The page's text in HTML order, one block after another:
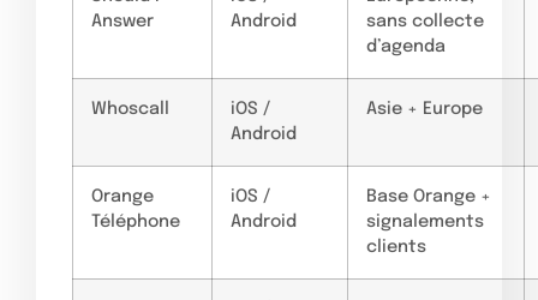
Answer
Android
sans collecte
d’agenda
Whoscall
iOS /
Android
Asie + Europe
Orange
Téléphone
iOS /
Android
Base Orange +
signalements
clients